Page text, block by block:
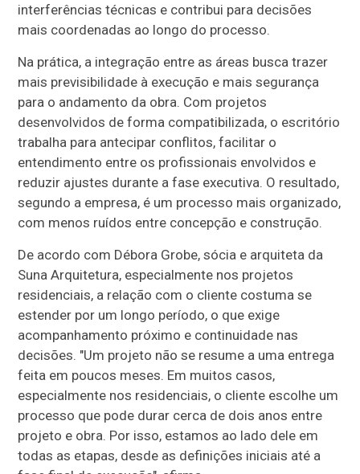
interferências técnicas e contribui para decisões
mais coordenadas ao longo do processo.
Na prática, a integração entre as áreas busca trazer
mais previsibilidade à execução e mais segurança
para o andamento da obra. Com projetos
desenvolvidos de forma compatibilizada, o escritório
trabalha para antecipar conflitos, facilitar o
entendimento entre os profissionais envolvidos e
reduzir ajustes durante a fase executiva. O resultado,
segundo a empresa, é um processo mais organizado,
com menos ruídos entre concepção e construção.
De acordo com Débora Grobe, sócia e arquiteta da
Suna Arquitetura, especialmente nos projetos
residenciais, a relação com o cliente costuma se
estender por um longo período, o que exige
acompanhamento próximo e continuidade nas
decisões. "Um projeto não se resume a uma entrega
feita em poucos meses. Em muitos casos,
especialmente nos residenciais, o cliente escolhe um
processo que pode durar cerca de dois anos entre
projeto e obra. Por isso, estamos ao lado dele em
todas as etapas, desde as definições iniciais até a